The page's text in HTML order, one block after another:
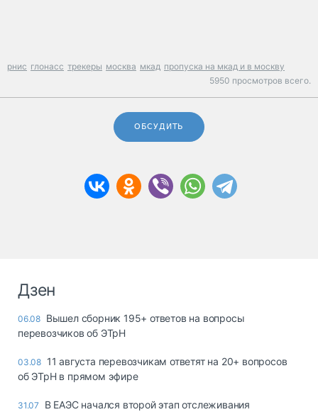
рнис глонасс трекеры москва мкад пропуска на мкад и в москву
5950 просмотров всего.
ОБСУДИТЬ
Дзен
06.08 Вышел сборник 195+ ответов на вопросы
перевозчиков об ЭТрН
03.08 11 августа перевозчикам ответят на 20+ вопросов
об ЭТрН в прямом эфире
31.07
В ЕАЭС начался второй этап отслеживания